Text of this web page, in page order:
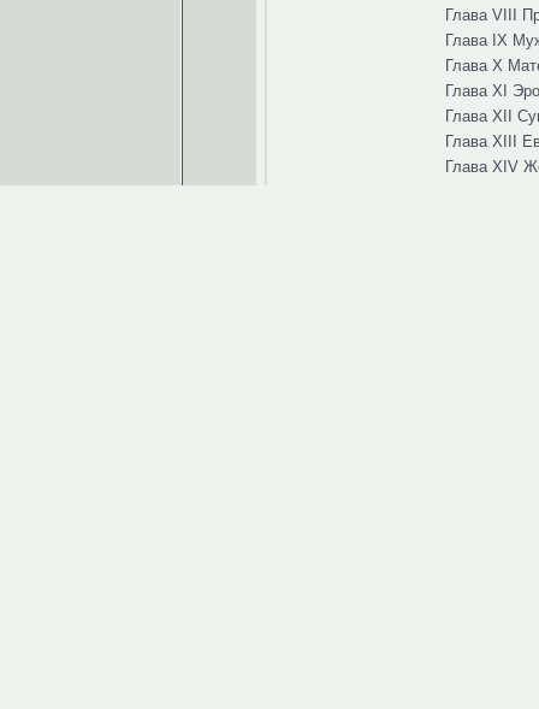
Глава VIII
Глава IX
Глава Х
Глава XI
Глава XII
Глава ХIII
Глава XIV